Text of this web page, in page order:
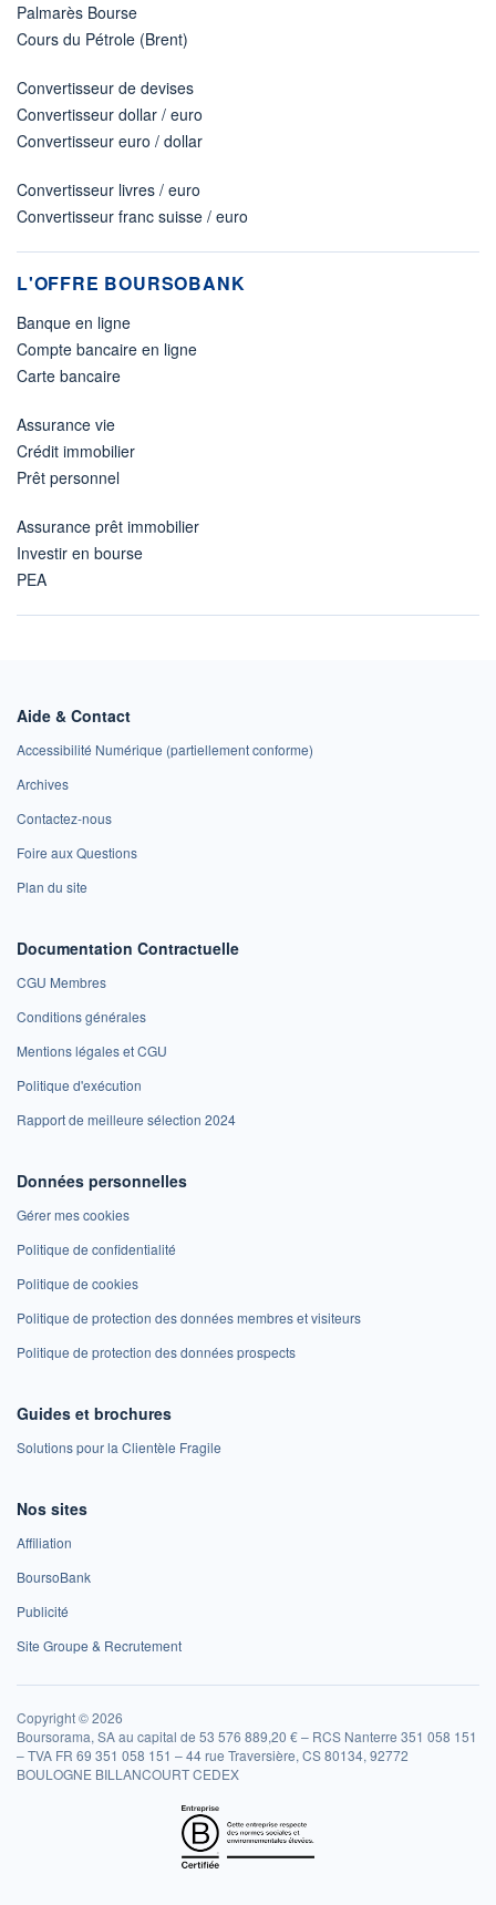
Palmarès Bourse
Cours du Pétrole (Brent)
Convertisseur de devises
Convertisseur dollar / euro
Convertisseur euro / dollar
Convertisseur livres / euro
Convertisseur franc suisse / euro
L'OFFRE BOURSOBANK
Banque en ligne
Compte bancaire en ligne
Carte bancaire
Assurance vie
Crédit immobilier
Prêt personnel
Assurance prêt immobilier
Investir en bourse
PEA
Aide & Contact
Accessibilité Numérique (partiellement conforme)
Archives
Contactez-nous
Foire aux Questions
Plan du site
Documentation Contractuelle
CGU Membres
Conditions générales
Mentions légales et CGU
Politique d'exécution
Rapport de meilleure sélection 2024
Données personnelles
Gérer mes cookies
Politique de confidentialité
Politique de cookies
Politique de protection des données membres et visiteurs
Politique de protection des données prospects
Guides et brochures
Solutions pour la Clientèle Fragile
Nos sites
Affiliation
BoursoBank
Publicité
Site Groupe & Recrutement
Copyright © 2026
Boursorama, SA au capital de 53 576 889,20 € – RCS Nanterre 351 058 151
– TVA FR 69 351 058 151 – 44 rue Traversière, CS 80134, 92772
BOULOGNE BILLANCOURT CEDEX